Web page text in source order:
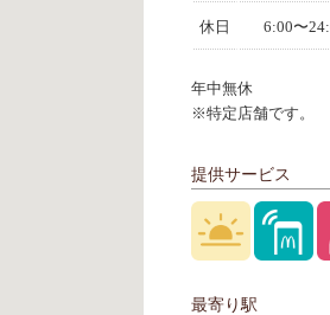
休日 6:00〜
年中無休
※特定店舗です。
提供サービス
最寄り駅